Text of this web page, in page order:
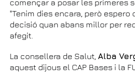
començar a posar les primeres
"Tenim dies encara, però espero
decisió quan abans millor per
afegit.
La consellera de Salut, Alba
aquest dijous el CAP Bases i la